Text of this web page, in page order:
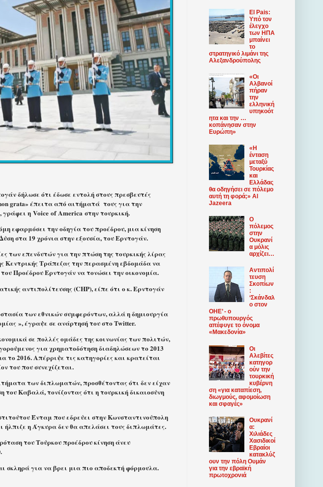
δήλωσε ότι έδωσε εντολή στους πρεσβευτές
grata» έπειτα από αιτήματά τους για την
ηVoice of America στην τουρκική.
εφαρμόσει την οδηγία του προέδρου, μια κίνηση
στα 19 χρόνια στην εξουσία, του Ερντογάν.
των επενδυτών για την πτώση της τουρκικής λίρας
Κεντρικής Τράπεζας την περασμένη εβδομάδα να
Προέδρου Ερντογάν να τονώσει την οικονομία.
αντιπολίτευσης (CHP), είπε ότι ο κ. Ερντογάν
των εθνικών συμφερόντων, αλλά η δημιουργία
», έγραψε σε ανάρτησή του στο Twitter.
σε πολλές ομάδες της κοινωνίας των πολιτών,
για χρηματοδότηση διαδηλώσεων το 2013
2016. Απέρριψε τις κατηγορίες και κρατείται
του που συνεχίζεται.
των διπλωματών, προσθέτοντας ότι δεν είχαν
Καβαλά, τονίζοντας ότι η τουρκική δικαιοσύνη
Ένταμ που εδρεύει στην Κωνσταντινούπολη
ήλπιζε η Άγκυρα δεν θα απελάσει τους διπλωμάτες.
του Τούρκου προέδρου κίνηση άνευ
σκληρά για να βρει μια πιο αποδεκτή φόρμουλα.
El Pais:
Υπό τον
έλεγχο
των ΗΠΑ
μπαίνει
το
στρατηγικό λιμάνι της
Αλεξανδρούπολης
«Οι
Αλβανοί
πήραν
την
ελληνική
υπηκοότ
ητα και την …
κοπάνησαν στην
Ευρώπη»
«Η
ένταση
μεταξύ
Τουρκίας
και
Ελλάδας
θα οδηγήσει σε πόλεμο
αυτή τη φορά;» Al
Jazeera
Ο
πόλεμος
στην
Ουκρανί
α μόλις
αρχίζει…
Αντιπολί
τευση
Σκοπίων
:
‘Σκάνδαλ
ο στον
ΟΗΕ’ - ο
πρωθυπουργός
απέφυγε το όνομα
«Μακεδονία»
Οι
Αλεβίτες
κατηγορ
ούν την
τουρκική
κυβέρνη
ση «για καταπίεση,
διωγμούς, αφομοίωση
και σφαγές»
Ουκρανί
α:
Χιλιάδες
Χασιδικοί
Εβραίοι
κατακλύζ
ουν την πόλη Ουμάν
για την εβραϊκή
πρωτοχρονιά